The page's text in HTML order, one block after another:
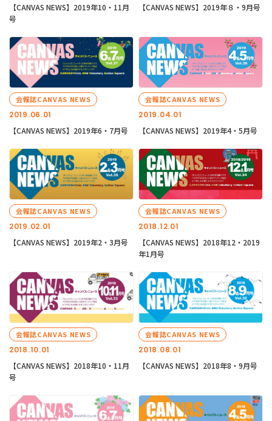
【CANVAS NEWS】2019年10・11月
号
【CANVAS NEWS】2019年８・9月号
2019.06.01
会報誌CANVAS NEWS
【CANVAS NEWS】2019年6・7月号
2019.04.01
会報誌CANVAS NEWS
【CANVAS NEWS】2019年4・5月号
2019.02.01
会報誌CANVAS NEWS
【CANVAS NEWS】2019年2・3月号
2018.12.01
会報誌CANVAS NEWS
【CANVAS NEWS】2018年12・2019
年1月号
2018.10.01
会報誌CANVAS NEWS
【CANVAS NEWS】2018年10・11月
号
2018.08.01
会報誌CANVAS NEWS
【CANVAS NEWS】2018年8・9月号